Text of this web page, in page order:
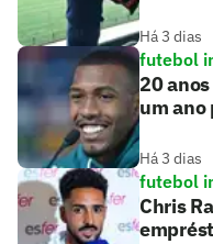
Há 3 dias
futebol
20
um ano
Há 3 dias
futebol
Chris